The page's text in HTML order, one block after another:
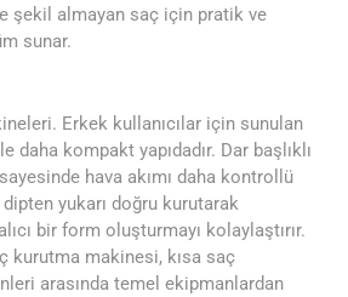
şekil almayan saç için pratik ve
sunar.
Erkek kullanıcılar için sunulan
daha kompakt yapıdadır. Dar başlıklı
hava akımı daha kontrollü
yukarı doğru kurutarak
bir form oluşturmayı kolaylaştırır.
kurutma makinesi, kısa saç
arasında temel ekipmanlardan